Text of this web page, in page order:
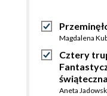
Magdalena
Cztery
świąteczna
Aneta